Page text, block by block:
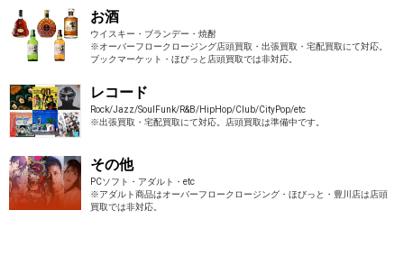
お酒
ウイスキー・ブランデー・焼酎
※オーバーフロークロージング店頭買取・出張買取・宅配買取にて対応。
ブックマーケット・ほびっと店頭買取では非対応。
レコード
Rock/Jazz/SoulFunk/R&B/HipHop/Club/CityPop/etc
※出張買取・宅配買取にて対応。店頭買取は準備中です。
その他
PCソフト・アダルト・etc
※アダルト商品はオーバーフロークロージング・ほびっと・豊川店は店頭
買取では非対応。